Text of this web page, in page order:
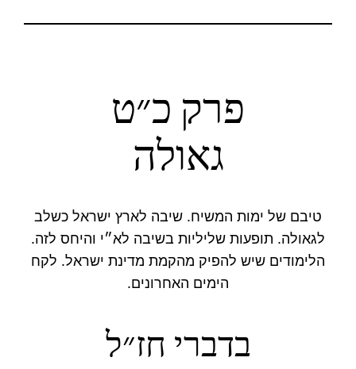
פרק כ״ט
גאולה
טיבם של ימות המשיח. שיבה לארץ ישראל כשלב
לגאולה. תופעות שליליות בשיבה לא״י והיחס לזה.
הלימודים שיש להפיק מהקמת מדינת ישראל. לקח
הימים האחרונים.
בדברי חז״ל